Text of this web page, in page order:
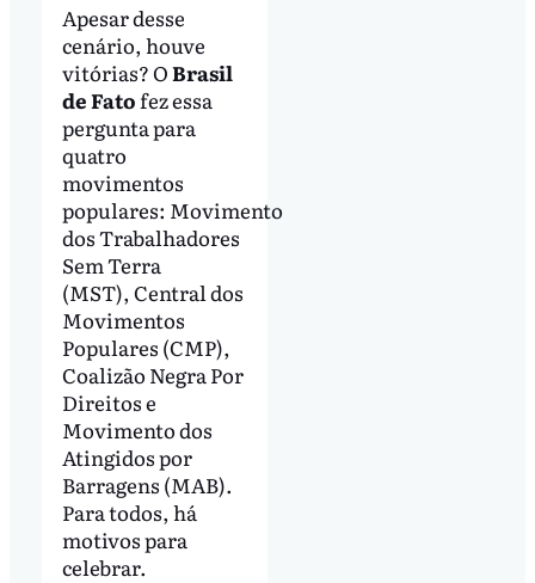
Apesar desse
cenário, houve
vitórias? OBrasil
de Fato fez essa
pergunta para
quatro
movimentos
populares: Movimento
dos Trabalhadores
Sem Terra
(MST), Central dos
Movimentos
Populares (CMP),
Coalizão Negra Por
Direitos e
Movimento dos
Atingidos por
Barragens (MAB).
Para todos, há
motivos para
celebrar.